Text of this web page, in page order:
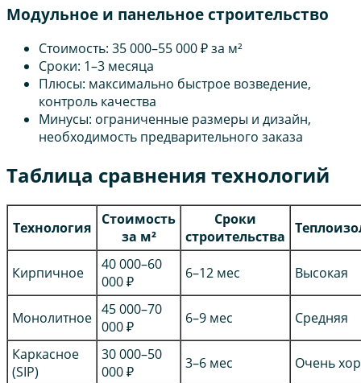
Модульное и панельное строительство
Стоимость: 35 000–55 000 ₽ за м²
Сроки: 1–3 месяца
Плюсы: максимально быстрое возведение,
контроль качества
Минусы: ограниченные размеры и дизайн,
необходимость предварительного заказа
Таблица сравнения технологий
Технология
Стоимость
за м²
Сроки
строительства
Кирпичное
40 000–60
000 ₽
6–12 мес Высокая
Монолитное 45 000–70
000 ₽
6–9 мес Средняя
Каркасное
(SIP)
30 000–50
000 ₽
3–6 мес Очень